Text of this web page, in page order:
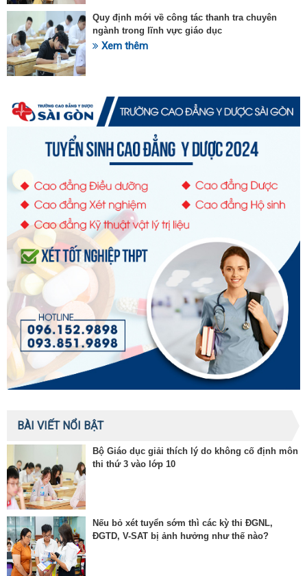
Quy định mới về công tác thanh tra chuyên
ngành trong lĩnh vực giáo dục
Xem thêm
BÀI VIẾT NỔI BẬT
Bộ Giáo dục giải thích lý do không cố định môn
thi thứ 3 vào lớp 10
Nếu bỏ xét tuyển sớm thì các kỳ thi ĐGNL,
ĐGTD, V-SAT bị ảnh hưởng như thế nào?